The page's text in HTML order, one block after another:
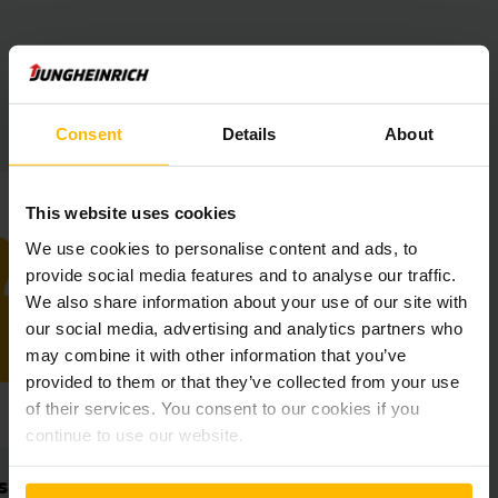
Consent Details About
This website uses cookies
We use cookies to personalise content and ads, to
provide social media features and to analyse our traffic.
We also share information about your use of our site with
our social media, advertising and analytics partners who
may combine it with other information that you’ve
provided to them or that they’ve collected from your use
of their services. You consent to our cookies if you
continue to use our website.
Lithium-Ionen-Power